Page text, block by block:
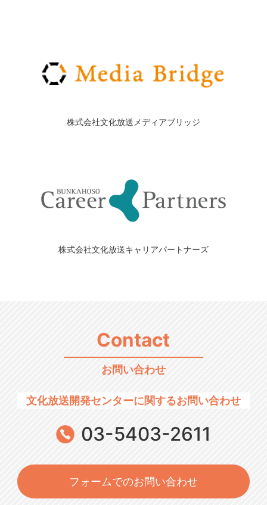
株式会社文化放送メディアブリッジ
株式会社文化放送キャリアパートナーズ
Contact
お問い合わせ
文化放送開発センターに関するお問い合わせ
03-5403-2611
フォームでのお問い合わせ